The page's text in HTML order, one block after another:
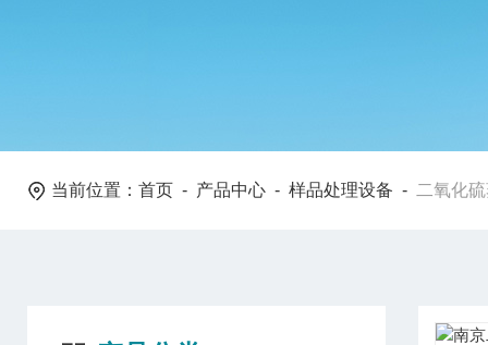
当前位置： 首页 - 产品中心 - 样品处理设备 - 二氧化